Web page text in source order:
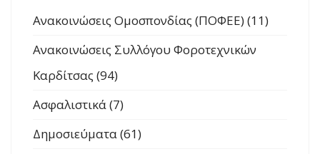
Ανακοινώσεις Ομοσπονδίας (ΠΟΦΕΕ) (11)
Ανακοινώσεις Συλλόγου Φοροτεχνικών
Καρδίτσας (94)
Ασφαλιστικά (7)
Δημοσιεύματα (61)